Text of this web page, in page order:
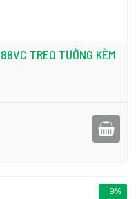
TREO TƯỜNG KÈM
-9%